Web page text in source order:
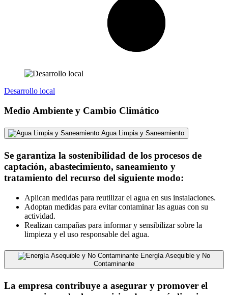
Desarrollo local
Medio Ambiente y Cambio Climático
Agua Limpia y Saneamiento
Se garantiza la sostenibilidad de los procesos de
captación, abastecimiento, saneamiento y
tratamiento del recurso del siguiente modo:
Aplican medidas para reutilizar el agua en sus instalaciones.
Adoptan medidas para evitar contaminar las aguas con su
actividad.
Realizan campañas para informar y sensibilizar sobre la
limpieza y el uso responsable del agua.
Energía Asequible y No
Contaminante
La empresa contribuye a asegurar y promover el